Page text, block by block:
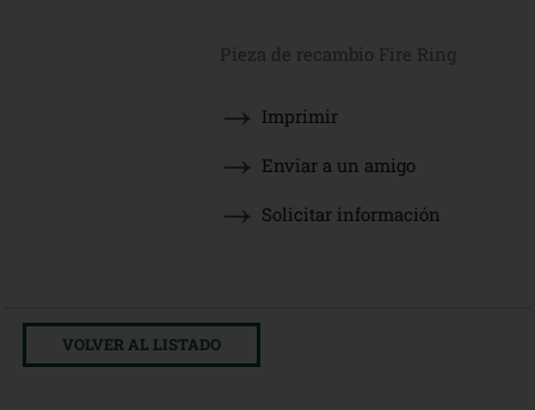
Pieza de recambio Fire Ring
Imprimir
Enviar a un amigo
Solicitar información
VOLVER AL LISTADO